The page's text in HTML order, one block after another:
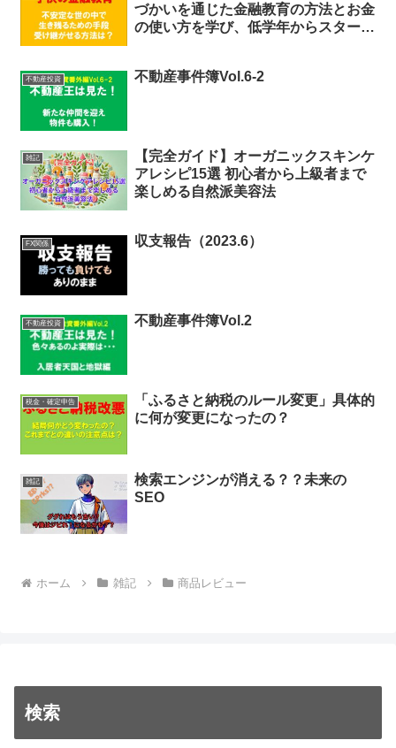
づかいを通じた金融教育の方法とお金
の使い方を学び、低学年からスタート
不動産投資 不動産事件簿Vol.6-2
雑記
【完全ガイド】オーガニックスキンケ
アレシピ15選 初心者から上級者まで
楽しめる自然派美容法
FX関係 収支報告（2023.6）
不動産投資 不動産事件簿Vol.2
税金・確定申告
「ふるさと納税のルール変更」具体的
に何が変更になったの？
雑記
検索エンジンが消える？？未来の
SEO
ホーム 雑記 商品レビュー
検索